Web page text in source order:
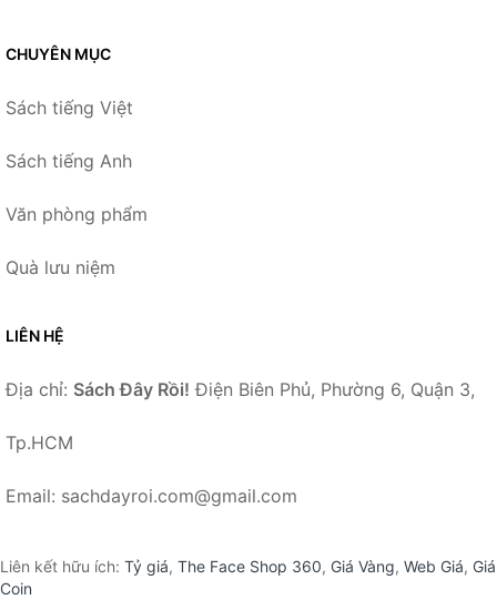
CHUYÊN MỤC
Sách tiếng Việt
Sách tiếng Anh
Văn phòng phẩm
Quà lưu niệm
LIÊN HỆ
Địa chỉ: Sách Đây Rồi! Điện Biên Phủ, Phường 6, Quận 3,
Tp.HCM
Email: sachdayroi.com@gmail.com
Liên kết hữu ích: Tỷ giá, The Face Shop 360, Giá Vàng, Web Giá, Giá
Coin